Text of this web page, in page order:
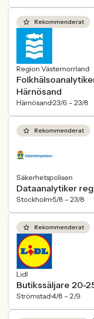
Rekommenderat
Region Västernorrland
Härnösand
Härnösand23/6 – 23/8
Rekommenderat
Säkerhetspolisen
Dataanalytiker
Stockholm5/8 – 23/8
Rekommenderat
Lidl
Butikssäljare 20-
Strömstad4/8 – 2/9